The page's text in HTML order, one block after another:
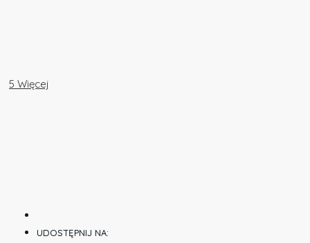
5 Więcej
UDOSTĘPNIJ NA: